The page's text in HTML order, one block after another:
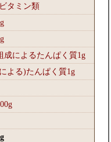
タミン類
g
g
成によるたんぱく質1g
よる)たんぱく質1g
g
g